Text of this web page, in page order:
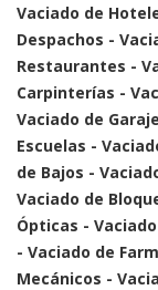
Vaciado de
Despachos -
Restaurantes -
Carpinterías -
Vaciado de
Escuelas -
de Bajos -
Vaciado de
Ópticas -
- Vaciado de
Mecánicos -